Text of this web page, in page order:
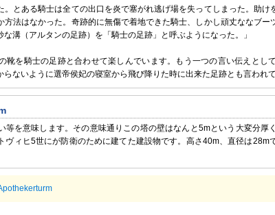
。とある騎士は全ての出口を炎で塞がれ逃げ場を失ってしまった。助
方法はなかった。奇跡的に無傷で着地できた騎士、しかし頑丈ななブー
溝（アルタンの足跡）を「騎士の足跡」と呼ぶようになった。」
靴を騎士の足跡と合わせて楽しんでいます。もう一つの言い伝えとし
ないように選帝侯妃の寝室から飛び降りた時に出来た足跡とも言われ
等を意味します。その意味通りこの塔の壁はなんと5mという大変分厚
ヴィヒ5世にが防衛のために建てた建設物です。高さ40m、直径は28m